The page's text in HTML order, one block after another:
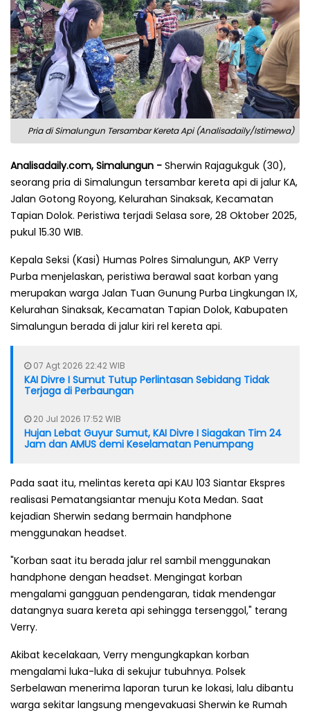
Pria di Simalungun Tersambar Kereta Api (Analisadaily/Istimewa)
Analisadaily.com, Simalungun - Sherwin Rajagukguk (30),
seorang pria di Simalungun tersambar kereta api di jalur KA,
Jalan Gotong Royong, Kelurahan Sinaksak, Kecamatan
Tapian Dolok. Peristiwa terjadi Selasa sore, 28 Oktober 2025,
pukul 15.30 WIB.
Kepala Seksi (Kasi) Humas Polres Simalungun, AKP Verry
Purba menjelaskan, peristiwa berawal saat korban yang
merupakan warga Jalan Tuan Gunung Purba Lingkungan IX,
Kelurahan Sinaksak, Kecamatan Tapian Dolok, Kabupaten
Simalungun berada di jalur kiri rel kereta api.
07 Agt 2026 22:42 WIB
KAI Divre I Sumut Tutup Perlintasan Sebidang Tidak
Terjaga di Perbaungan
20 Jul 2026 17:52 WIB
Hujan Lebat Guyur Sumut, KAI Divre I Siagakan Tim 24
Jam dan AMUS demi Keselamatan Penumpang
Pada saat itu, melintas kereta api KAU 103 Siantar Ekspres
realisasi Pematangsiantar menuju Kota Medan. Saat
kejadian Sherwin sedang bermain handphone
menggunakan headset.
"Korban saat itu berada jalur rel sambil menggunakan
handphone dengan headset. Mengingat korban
mengalami gangguan pendengaran, tidak mendengar
datangnya suara kereta api sehingga tersenggol," terang
Verry.
Akibat kecelakaan, Verry mengungkapkan korban
mengalami luka-luka di sekujur tubuhnya. Polsek
Serbelawan menerima laporan turun ke lokasi, lalu dibantu
warga sekitar langsung mengevakuasi Sherwin ke Rumah